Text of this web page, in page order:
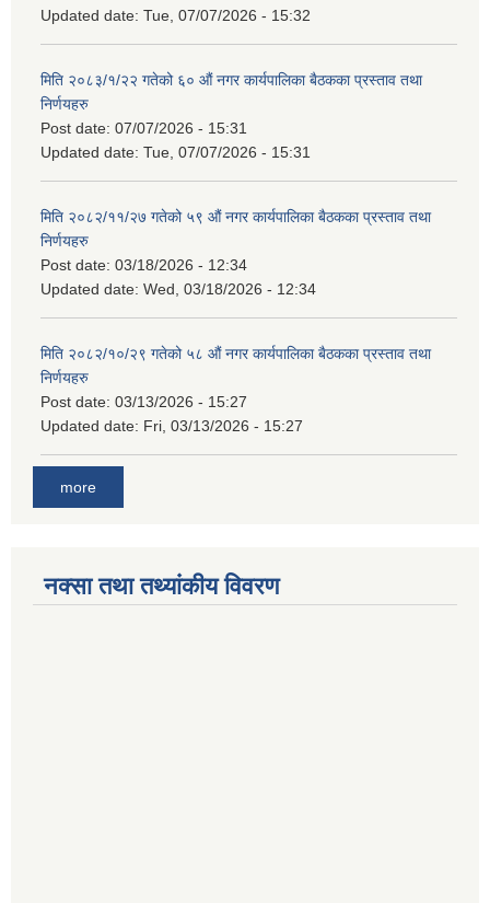
Updated date: Tue, 07/07/2026 - 15:32
मिति २०८३/१/२२ गतेको ६० औं नगर कार्यपालिका बैठकका प्रस्ताव तथा
निर्णयहरु
Post date: 07/07/2026 - 15:31
Updated date: Tue, 07/07/2026 - 15:31
मिति २०८२/११/२७ गतेको ५९ औं नगर कार्यपालिका बैठकका प्रस्ताव तथा
निर्णयहरु
Post date: 03/18/2026 - 12:34
Updated date: Wed, 03/18/2026 - 12:34
मिति २०८२/१०/२९ गतेको ५८ औं नगर कार्यपालिका बैठकका प्रस्ताव तथा
निर्णयहरु
Post date: 03/13/2026 - 15:27
Updated date: Fri, 03/13/2026 - 15:27
more
नक्सा तथा तथ्यांकीय विवरण